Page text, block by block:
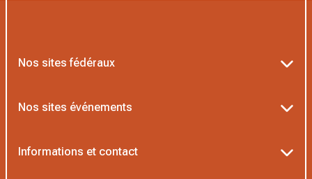
Nos sites fédéraux
Nos sites événements
Informations et contact